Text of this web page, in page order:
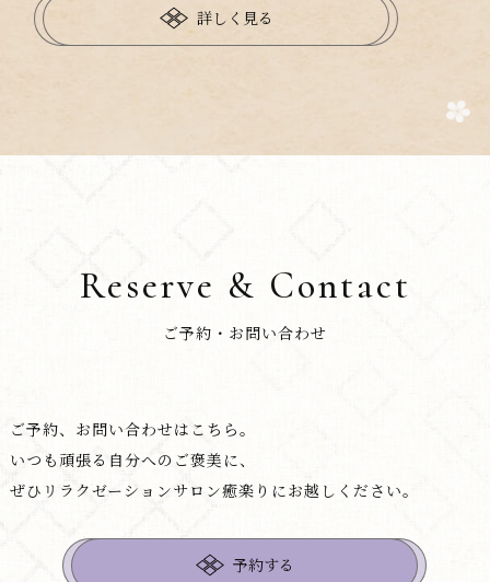
詳しく見る
Reserve & Contact
ご予約・お問い合わせ
ご予約、お問い合わせはこちら。
いつも頑張る自分へのご褒美に、
ぜひリラクゼーションサロン癒楽りにお越しください。
予約する